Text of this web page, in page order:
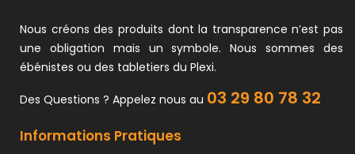
Nous créons des produits dont la transparence n’est pas
une obligation mais un symbole. Nous sommes des
ébénistes ou des tabletiers du Plexi.
Des Questions ? Appelez nous au 03 29 80 78 32
Informations Pratiques